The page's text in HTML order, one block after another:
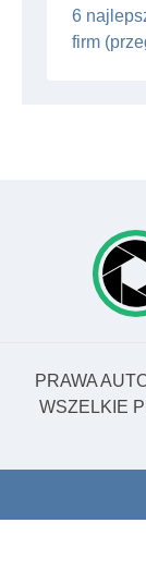
6
firm
PRAWA
WSZELKIE